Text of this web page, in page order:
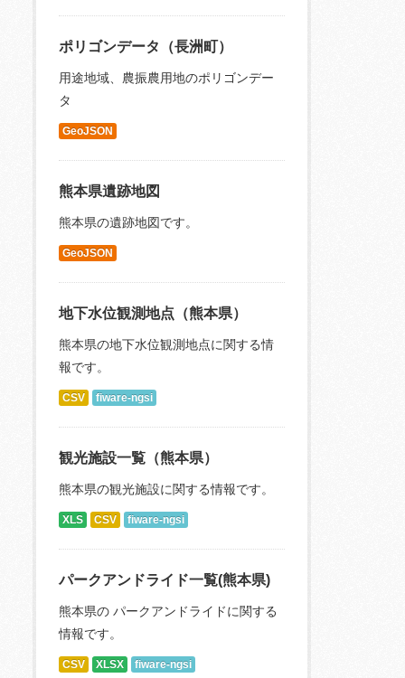
ポリゴンデータ（長洲町）
用途地域、農振農用地のポリゴンデー
タ
GeoJSON
熊本県遺跡地図
熊本県の遺跡地図です。
GeoJSON
地下水位観測地点（熊本県）
熊本県の地下水位観測地点に関する情
報です。
CSV fiware-ngsi
観光施設一覧（熊本県）
熊本県の観光施設に関する情報です。
XLS CSV fiware-ngsi
パークアンドライド一覧(熊本県)
熊本県の パークアンドライドに関する
情報です。
CSV XLSX fiware-ngsi